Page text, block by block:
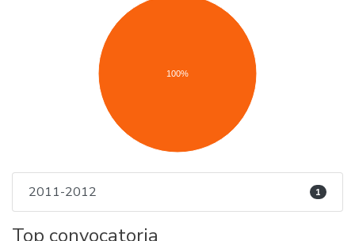
100%
2011-2012 1
Top convocatoria